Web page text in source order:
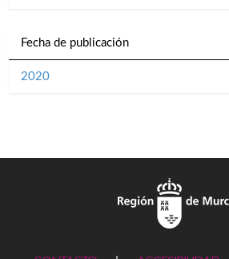
Fecha de publicación
2020